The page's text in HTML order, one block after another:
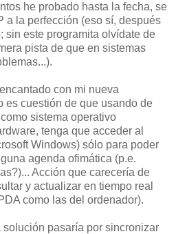
he probado hasta la fecha, se
a la perfección (eso sí, después
; sin este programita olvídate de
pista de que en sistemas
con mi nueva
es cuestión de que usando de
sistema operativo
tenga que acceder al
Windows) sólo para poder
agenda ofimática (p.e.
Acción que carecería de
y actualizar en tiempo real
como las del ordenador).
pasaría por sincronizar